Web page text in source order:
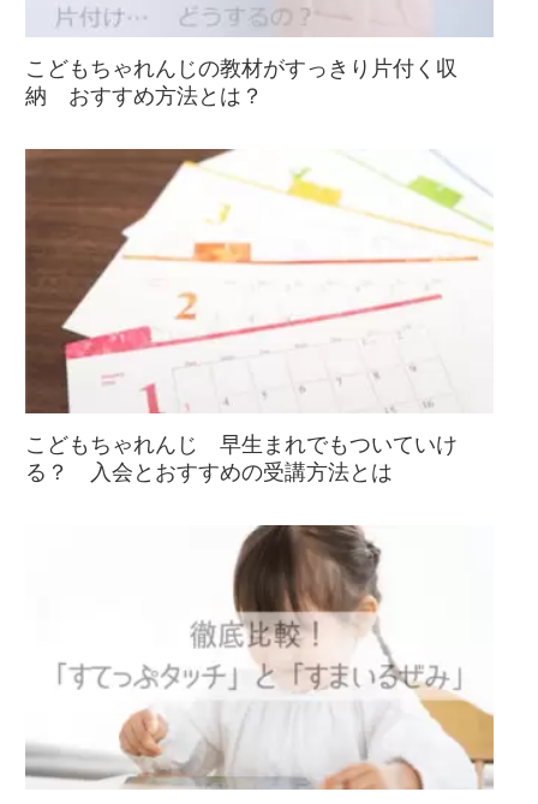
こどもちゃれんじの教材がすっきり片付く収
納 おすすめ方法とは？
こどもちゃれんじ 早生まれでもついていけ
る？ 入会とおすすめの受講方法とは